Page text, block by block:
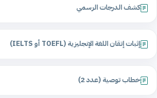
كشف الدرجات الرسمي
إثبات إتقان اللغة الإنجليزية (TOEFL أو IELTS)
خطاب توصية (عدد 2)